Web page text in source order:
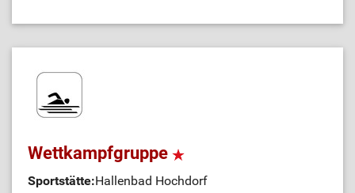
Wettkampfgruppe
Sportstätte:Hallenbad Hochdorf